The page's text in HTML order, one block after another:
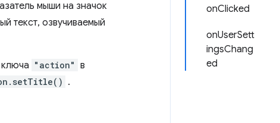
onClicked
onUserSett
ingsChang
ed
мыши на значок
текст, озвучиваемый
ключа "action" в
.